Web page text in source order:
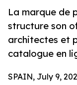
La marque de
structure son
architectes et
catalogue en
SPAIN, July 9,